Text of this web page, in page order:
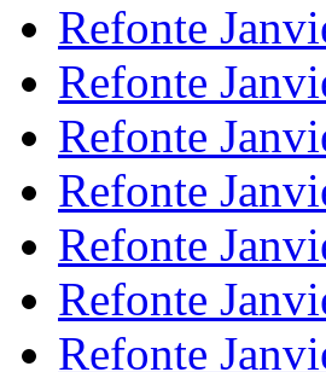
Refonte
Refonte
Refonte
Refonte
Refonte
Refonte
Refonte